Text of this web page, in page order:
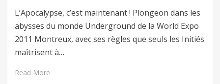
L’Apocalypse, c’est maintenant ! Plongeon dans les
abysses du monde Underground de la World Expo
2011 Montreux, avec ses règles que seuls les Initiés
maîtrisent à…
Read More